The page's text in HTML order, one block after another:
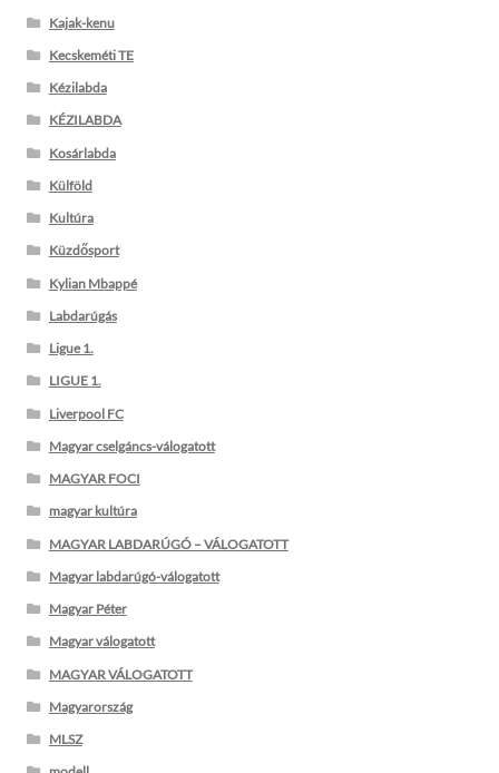
Kajak-kenu
Kecskeméti TE
Kézilabda
KÉZILABDA
Kosárlabda
Külföld
Kultúra
Küzdősport
Kylian Mbappé
Labdarúgás
Ligue 1.
LIGUE 1.
Liverpool FC
Magyar cselgáncs-válogatott
MAGYAR FOCI
magyar kultúra
MAGYAR LABDARÚGÓ – VÁLOGATOTT
Magyar labdarúgó-válogatott
Magyar Péter
Magyar válogatott
MAGYAR VÁLOGATOTT
Magyarország
MLSZ